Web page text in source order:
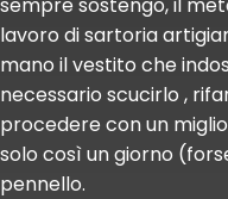
lavoro di sartoria
mano il vestito che
necessario scucirlo ,
procedere con un
solo così un giorno
pennello.